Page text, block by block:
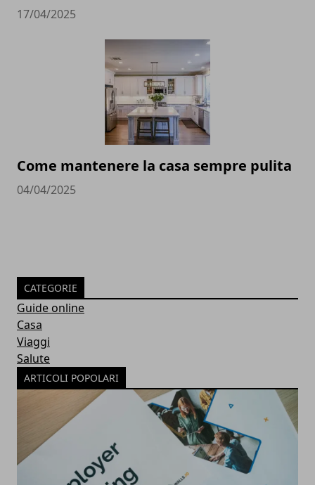
17/04/2025
Come mantenere la casa sempre pulita
04/04/2025
CATEGORIE
Guide online
Casa
Viaggi
Salute
ARTICOLI POPOLARI